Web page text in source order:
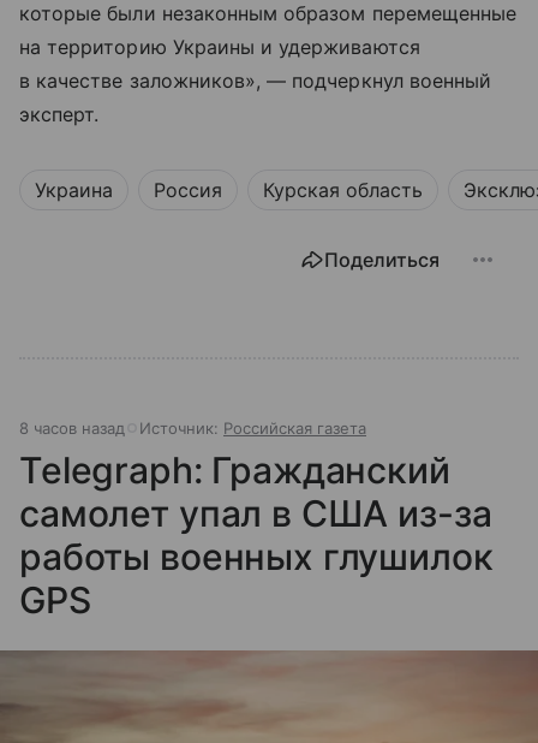
которые были незаконным образом перемещенные
на территорию Украины и удерживаются
в качестве заложников», — подчеркнул военный
эксперт.
Украина Россия Курская область
Поделиться
8 часов назад Источник: Российская газета
Telegraph: Гражданский
самолет упал в США из-за
работы военных глушилок
GPS